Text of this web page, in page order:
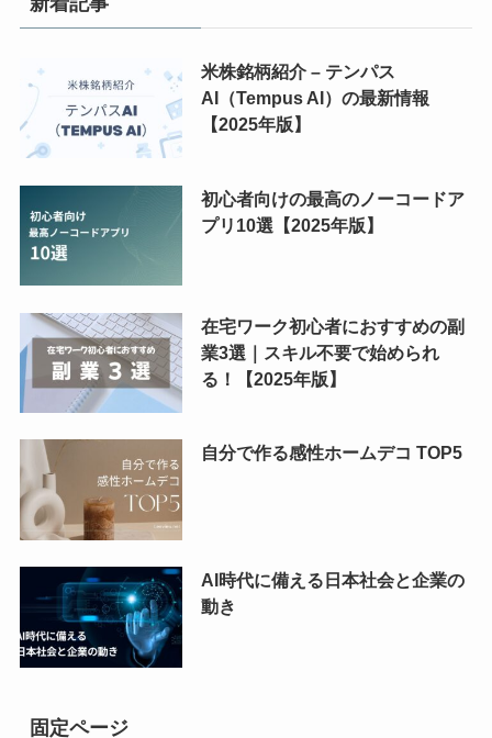
米株銘柄紹介 – テンパス
AI（Tempus AI）の最新情報
【2025年版】
初心者向けの最高のノーコードア
プリ10選【2025年版】
在宅ワーク初心者におすすめの副
業3選｜スキル不要で始められ
る！【2025年版】
自分で作る感性ホームデコ TOP5
AI時代に備える日本社会と企業の
動き
固定ページ